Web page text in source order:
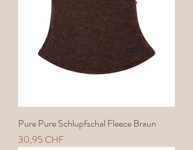
Pure Pure Schlupfschal Fleece Braun
Preis
30,95 CHF